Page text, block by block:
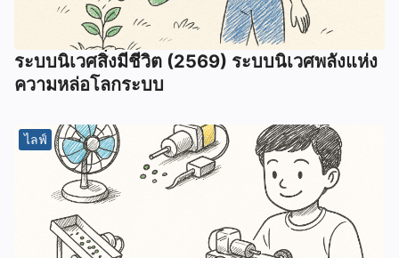
ระบบนิเวศสิ่งมีชีวิต (2569) ระบบนิเวศพลังแห่ง
ความหล่อโลกระบบ
ไลฟ์